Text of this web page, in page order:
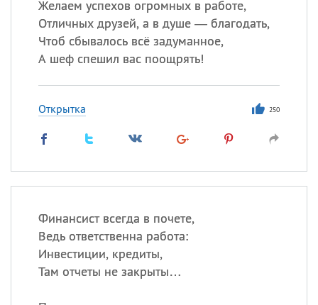
Желаем успехов огромных в работе,
Отличных друзей, а в душе — благодать,
Чтоб сбывалось всё задуманное,
А шеф спешил вас поощрять!
Открытка 250
Финансист всегда в почете,
Ведь ответственна работа:
Инвестиции, кредиты,
Там отчеты не закрыты…